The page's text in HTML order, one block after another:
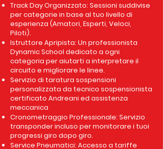
Track Day Organizzato: Sessioni suddivise
per categorie in base al tuo livello di
esperienza (Amatori, Esperti, Veloci,
Piloti).
Istruttore Apripista: Un professionista
Dynamic School dedicato a ogni
categoria per aiutarti a interpretare il
circuito e migliorare le linee.
Servizio di taratura sospensioni
personalizzata da tecnico sospensionista
certificato Andreani ed assistenza
meccanica
Cronometraggio Professionale: Servizio
transponder incluso per monitorare i tuoi
progressi giro dopo giro.
Service Pneumatici: Accesso a tariffe